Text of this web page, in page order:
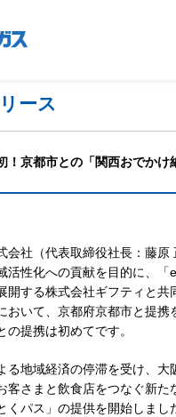
ビリティ
ース
！京都市との「関西おでかけ
社（代表取締役社長：藤原
活性化への貢献を目的に、「
開する株式会社ギフティと共
おいて、京都府京都市と提携
の提携は初めてです。
地域経済の停滞を受け、大
客さまと飲食店をつなぐ新た
くパス」の提供を開始しまし